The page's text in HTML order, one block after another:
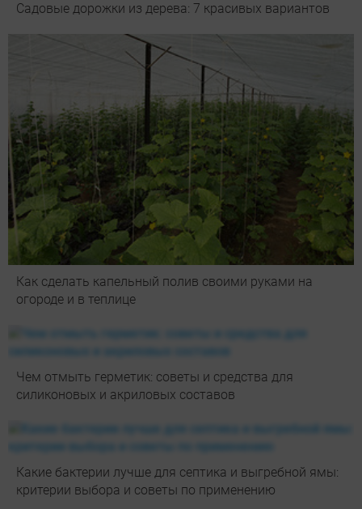
Садовые дорожки из дерева: 7 красивых вариантов
Как сделать капельный полив своими руками на
огороде и в теплице
Чем отмыть герметик: советы и средства для
силиконовых и акриловых составов
Какие бактерии лучше для септика и выгребной ямы:
критерии выбора и советы по применению